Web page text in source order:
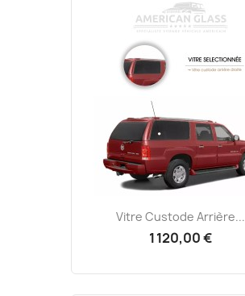
Vitre Custode Arrière...
1 120,00 €